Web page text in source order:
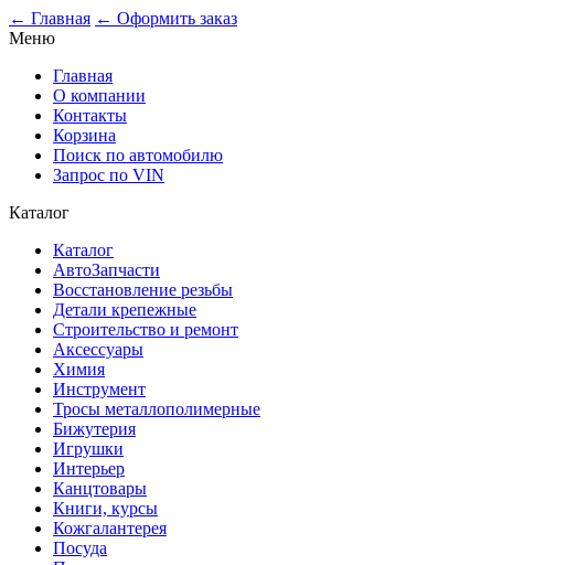
← Главная ← Оформить заказ
Меню
Главная
О компании
Контакты
Корзина
Поиск по автомобилю
Запрос по VIN
Каталог
Каталог
АвтоЗапчасти
Восстановление резьбы
Детали крепежные
Строительство и ремонт
Аксессуары
Химия
Инструмент
Тросы металлополимерные
Бижутерия
Игрушки
Интерьер
Канцтовары
Книги, курсы
Кожгалантерея
Посуда